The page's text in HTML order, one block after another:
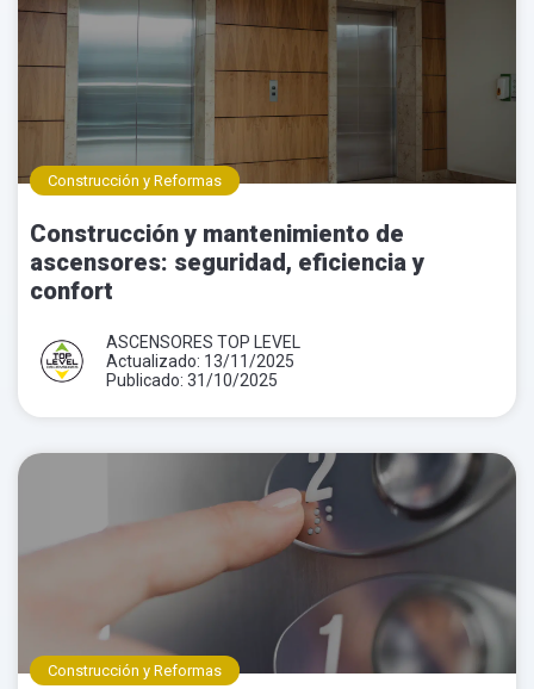
Construcción y Reformas
Construcción y mantenimiento de
ascensores: seguridad, eficiencia y
confort
ASCENSORES TOP LEVEL
Actualizado: 13/11/2025
Publicado: 31/10/2025
Construcción y Reformas